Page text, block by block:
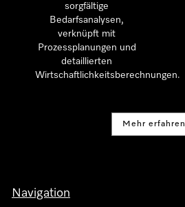
sorgfältige
Bedarfsanalysen,
verknüpft mit
Prozessplanungen und
detaillierten
Wirtschaftlichkeitsberechnungen.
Mehr erfahren
Navigation